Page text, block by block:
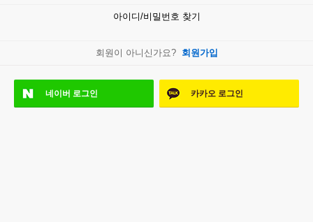
아이디/비밀번호 찾기
회원이 아니신가요? 회원가입
네이버 로그인 카카오 로그인